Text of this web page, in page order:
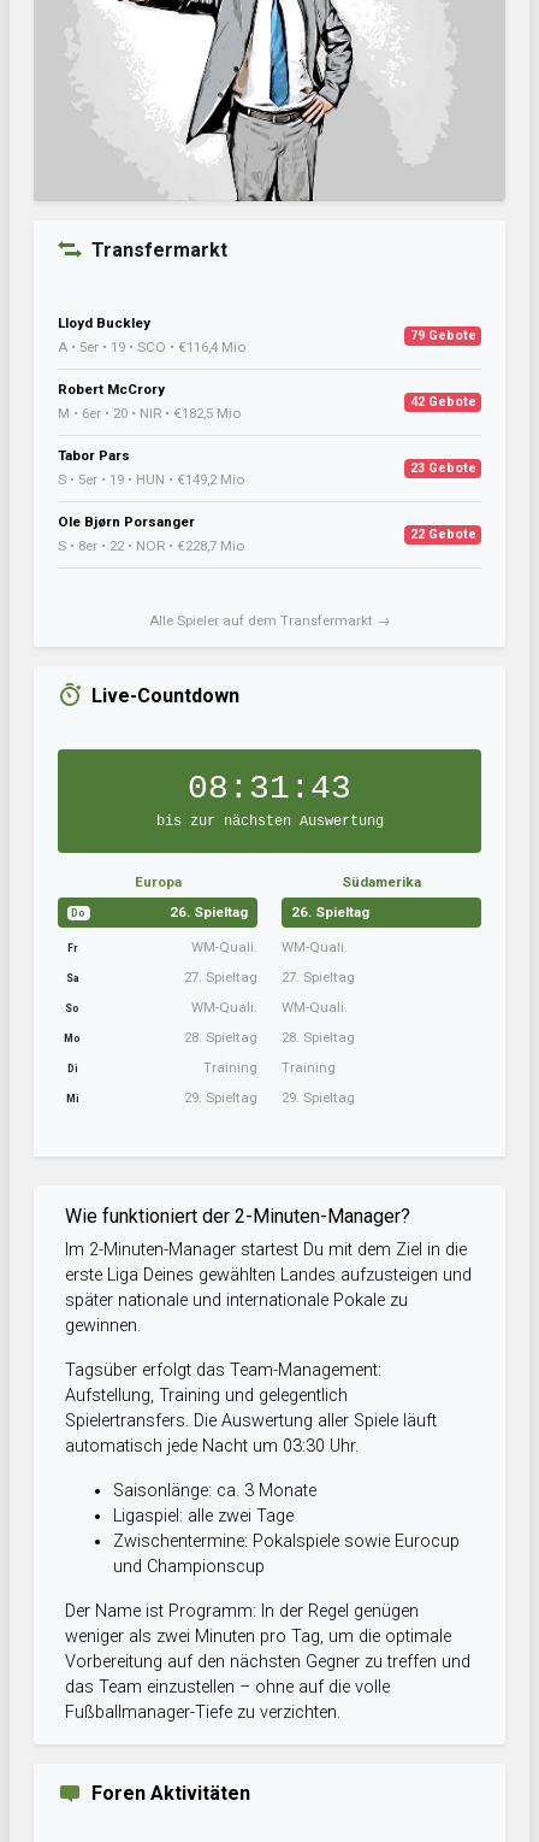
Transfermarkt
Lloyd Buckley
A • 5er • 19 • SCO • €116,4 Mio
79 Gebote
Robert McCrory
M • 6er • 20 • NIR • €182,5 Mio
42 Gebote
Tabor Pars
S • 5er • 19 • HUN • €149,2 Mio
23 Gebote
Ole Bjørn Porsanger
S • 8er • 22 • NOR • €228,7 Mio
22 Gebote
Alle Spieler auf dem Transfermarkt →
Live-Countdown
08:31:42
bis zur nächsten Auswertung
Europa
Do 26. Spieltag
Fr WM-Quali.
Sa 27. Spieltag
So WM-Quali.
Mo 28. Spieltag
Di Training
Mi 29. Spieltag
Südamerika
26. Spieltag
WM-Quali.
27. Spieltag
WM-Quali.
28. Spieltag
Training
29. Spieltag
Wie funktioniert der 2-Minuten-Manager?
Im 2-Minuten-Manager startest Du mit dem Ziel in die
erste Liga Deines gewählten Landes aufzusteigen und
später nationale und internationale Pokale zu
gewinnen.
Tagsüber erfolgt das Team-Management:
Aufstellung, Training und gelegentlich
Spielertransfers. Die Auswertung aller Spiele läuft
automatisch jede Nacht um 03:30 Uhr.
Saisonlänge: ca. 3 Monate
Ligaspiel: alle zwei Tage
Zwischentermine: Pokalspiele sowie Eurocup
und Championscup
Der Name ist Programm: In der Regel genügen
weniger als zwei Minuten pro Tag, um die optimale
Vorbereitung auf den nächsten Gegner zu treffen und
das Team einzustellen – ohne auf die volle
Fußballmanager-Tiefe zu verzichten.
Foren Aktivitäten